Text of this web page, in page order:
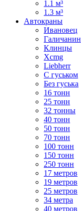
1.1 м³
1.3 м³
Автокраны
Ивановец
Галичанин
Клинцы
Xcmg
Liebherr
С гуськом
Без гуська
16 тонн
25 тонн
32 тонны
40 тонн
50 тонн
70 тонн
100 тонн
150 тонн
250 тонн
17 метров
19 метров
25 метров
34 метра
40 метров